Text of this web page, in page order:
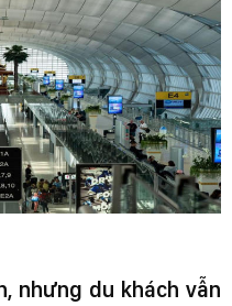
nhưng du khách vẫn